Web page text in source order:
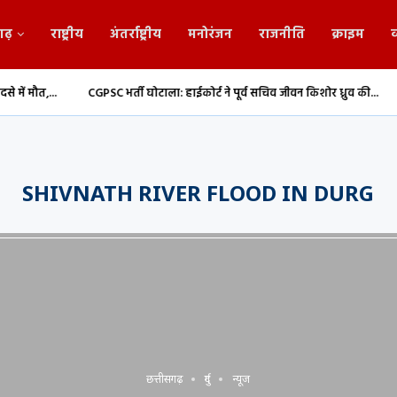
राष्ट्रीय अंतर्राष्ट्रीय मनोरंजन राजनीति क्राइम
CGPSC भर्ती घोटाला: हाईकोर्ट ने पूर्व सचिव जीवन किशोर ध्रुव की... संसद
SHIVNATH RIVER FLOOD IN DURG
छत्तीसगढ़ दुर्ग न्यूज